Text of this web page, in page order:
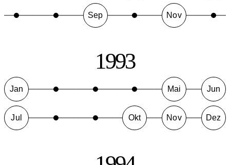
Sep Nov
1993
Jan Mai Jun
Jul Okt Nov Dez